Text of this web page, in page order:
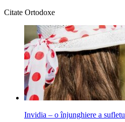
Citate Ortodoxe
Invidia – o înjunghiere a